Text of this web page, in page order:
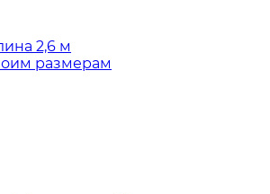
2,6 м
размерам